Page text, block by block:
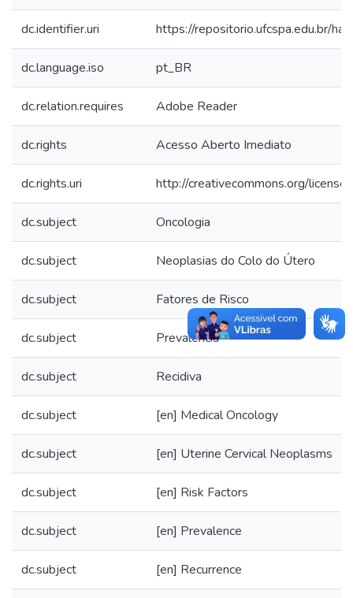
dc.identifier.uri https://repositorio.ufcspa.edu.br/
dc.language.iso pt_BR
dc.relation.requires Adobe Reader
dc.rights Acesso Aberto Imediato
dc.rights.uri http://creativecommons.org/
dc.subject Oncologia
dc.subject Neoplasias do Colo do Útero
dc.subject Fatores de Risco
dc.subject Prevalência
dc.subject Recidiva
dc.subject [en] Medical Oncology
dc.subject [en] Uterine Cervical Neoplasms
dc.subject [en] Risk Factors
dc.subject [en] Prevalence
dc.subject [en] Recurrence